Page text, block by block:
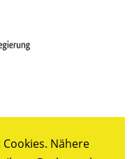
Nähere